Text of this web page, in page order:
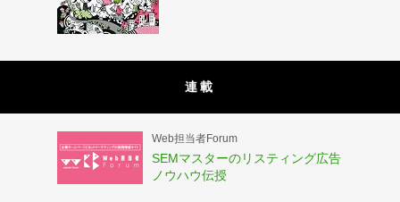
連載
Web担当者Forum
SEMマスターのリスティング広告
ノウハウ伝授